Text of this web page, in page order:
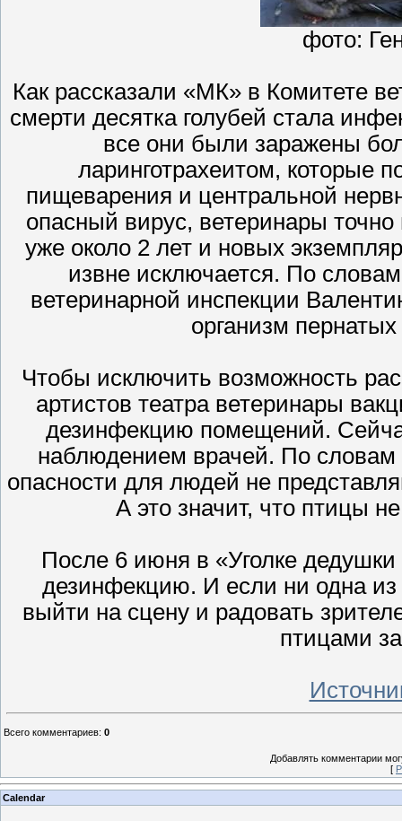
фото:
Как рассказали «МК» в Комитете
смерти десятка голубей стала
все они были заражены
ларинготрахеитом, которые
пищеварения и центральной
опасный вирус, ветеринары
уже около 2 лет и новых
извне исключается. По словам
ветеринарной инспекции
организм
Чтобы исключить возможность
артистов театра ветеринары
дезинфекцию помещений.
наблюдением врачей. По словам
опасности для людей не
А это значит, что птицы
После 6 июня в «Уголке
дезинфекцию. И если ни одна из
выйти на сцену и радовать
птицами
Всего комментариев: 0
Добавлять комментарии
[
Calendar